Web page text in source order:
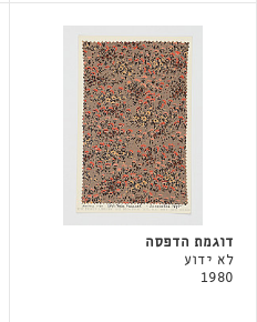
דוגמת הדפסה
לא ידוע
1980